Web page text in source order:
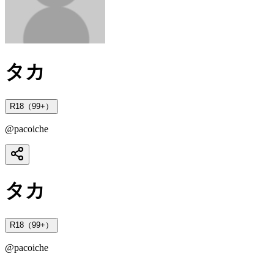
タカ
R18（99+）
@pacoiche
タカ
R18（99+）
@pacoiche